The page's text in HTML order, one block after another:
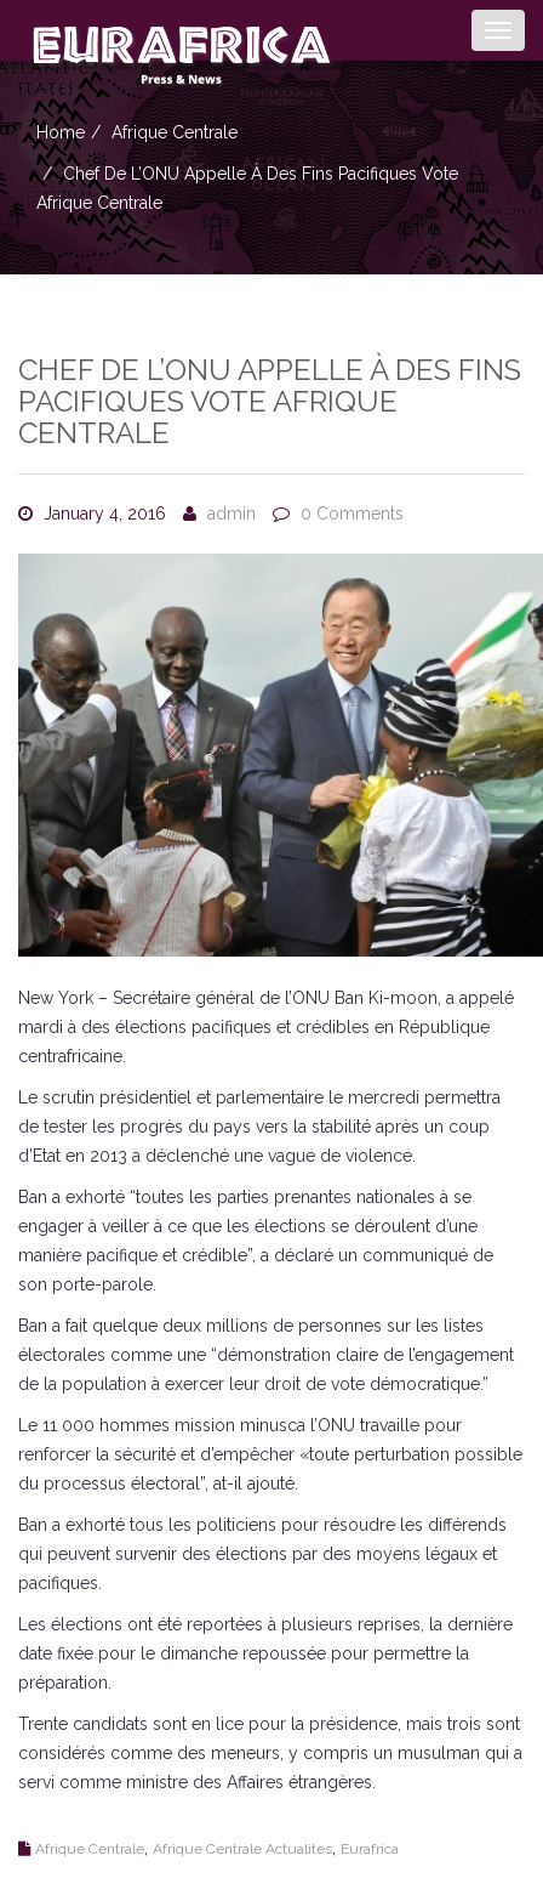
Home Afrique Centrale
Chef De L’ONU Appelle À Des Fins Pacifiques Vote
Afrique Centrale
CHEF DE L’ONU APPELLE À DES FINS
PACIFIQUES VOTE AFRIQUE
CENTRALE
January 4, 2016 admin 0 Comments
New York – Secrétaire général de l’ONU Ban Ki-moon, a appelé
mardi à des élections pacifiques et crédibles en République
centrafricaine.
Le scrutin présidentiel et parlementaire le mercredi permettra
de tester les progrès du pays vers la stabilité après un coup
d’Etat en 2013 a déclenché une vague de violence.
Ban a exhorté “toutes les parties prenantes nationales à se
engager à veiller à ce que les élections se déroulent d’une
manière pacifique et crédible”, a déclaré un communiqué de
son porte-parole.
Ban a fait quelque deux millions de personnes sur les listes
électorales comme une “démonstration claire de l’engagement
de la population à exercer leur droit de vote démocratique.”
Le 11 000 hommes mission minusca l’ONU travaille pour
renforcer la sécurité et d’empêcher «toute perturbation possible
du processus électoral”, at-il ajouté.
Ban a exhorté tous les politiciens pour résoudre les différends
qui peuvent survenir des élections par des moyens légaux et
pacifiques.
Les élections ont été reportées à plusieurs reprises, la dernière
date fixée pour le dimanche repoussée pour permettre la
préparation.
Trente candidats sont en lice pour la présidence, mais trois sont
considérés comme des meneurs, y compris un musulman qui a
servi comme ministre des Affaires étrangères.
Afrique Centrale Afrique Centrale Actualites Eurafrica